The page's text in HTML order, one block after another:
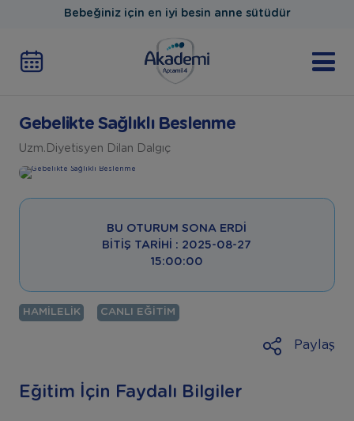
Bebeğiniz için en iyi besin anne sütüdür
Gebelikte Sağlıklı Beslenme
Uzm.Diyetisyen Dilan Dalgıç
BU OTURUM SONA ERDI
BITIŞ TARIHI : 2025-08-27
15:00:00
HAMILELIK CANLI EĞITIM
Paylaş
Eğitim İçin Faydalı Bilgiler